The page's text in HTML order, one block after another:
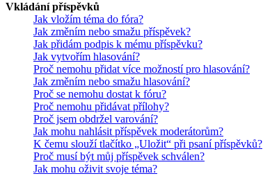
Vkládání příspěvků
Jak vložím téma do fóra?
Jak změním nebo smažu příspěvek?
Jak přidám podpis k mému příspěvku?
Jak vytvořím hlasování?
Proč nemohu přidat více možností pro hlasování?
Jak změním nebo smažu hlasování?
Proč se nemohu dostat k fóru?
Proč nemohu přidávat přílohy?
Proč jsem obdržel varování?
Jak mohu nahlásit příspěvek moderátorům?
K čemu slouží tlačítko „Uložit“ při psaní příspěvků?
Proč musí být můj příspěvek schválen?
Jak mohu oživit svoje téma?